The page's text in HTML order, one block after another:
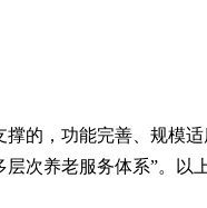
的，功能完善、规模
次养老服务体系”。以